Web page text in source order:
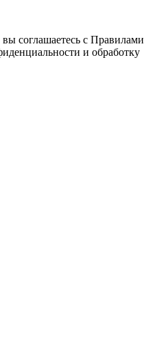
соглашаетесь с Правилами
и обработку